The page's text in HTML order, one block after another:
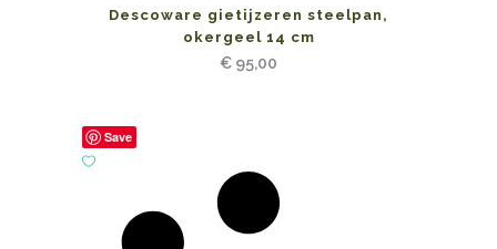
Descoware gietijzeren steelpan,
okergeel 14 cm
€ 95,00
Save